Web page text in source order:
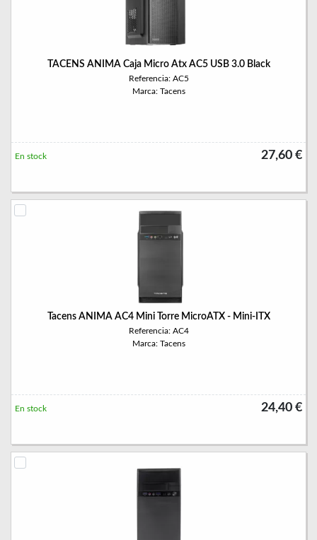
TACENS ANIMA Caja Micro Atx AC5 USB 3.0 Black
Referencia: AC5
Marca: Tacens
27,60 €
En stock
Tacens ANIMA AC4 Mini Torre MicroATX - Mini-ITX
Referencia: AC4
Marca: Tacens
24,40 €
En stock